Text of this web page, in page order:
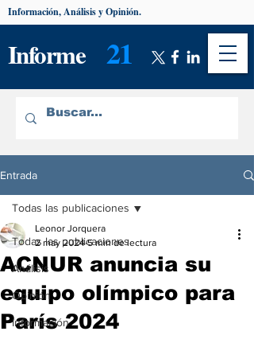
Informe 21
Información, Análisis y Opinión.
Entrada
Todas las publicaciones
Análisis
Opinión
Información
Todas las publicaciones
ACNUR anuncia su
equipo olímpico para
París 2024
Leonor Jorquera
2 may 2024 5 min de lectura